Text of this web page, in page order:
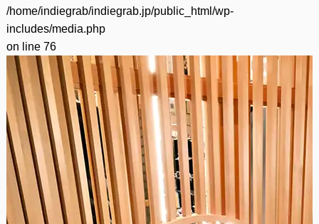
/home/indiegrab/indiegrab.jp/public_html/wp-
includes/media.php
on line 76